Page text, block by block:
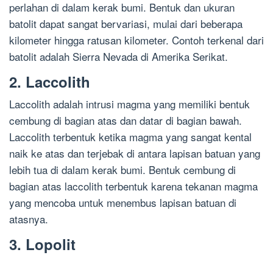
perlahan di dalam kerak bumi. Bentuk dan ukuran
batolit dapat sangat bervariasi, mulai dari beberapa
kilometer hingga ratusan kilometer. Contoh terkenal dari
batolit adalah Sierra Nevada di Amerika Serikat.
2. Laccolith
Laccolith adalah intrusi magma yang memiliki bentuk
cembung di bagian atas dan datar di bagian bawah.
Laccolith terbentuk ketika magma yang sangat kental
naik ke atas dan terjebak di antara lapisan batuan yang
lebih tua di dalam kerak bumi. Bentuk cembung di
bagian atas laccolith terbentuk karena tekanan magma
yang mencoba untuk menembus lapisan batuan di
atasnya.
3. Lopolit